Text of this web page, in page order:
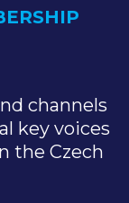
channels
key voices
the Czech